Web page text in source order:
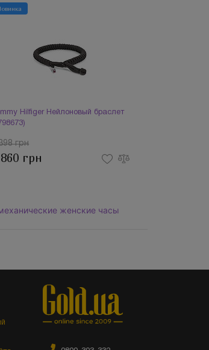
Hilfiger Нейлоновый браслет
грн
грн
женские часы